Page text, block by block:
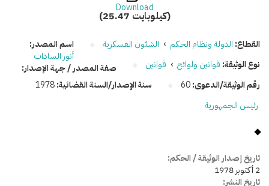
Download
(25.47 كيلوبايت)
القطاع: الدولة ونظام الحكم › الشئون العسكرية
نوع الوثيقة: قوانين ولوائح › قوانين
رقم الوثيقة/الدعوى:60 سنة الإصدار/السنة القضائية:1978
اسم المصدر:
أنور السادات
صفة المصدر / جهة الإصدار:
رئيس الجمهورية
تاريخ إصدار الوثيقة / الحكم:
2 أكتوبر 1978
تاريخ النشر: